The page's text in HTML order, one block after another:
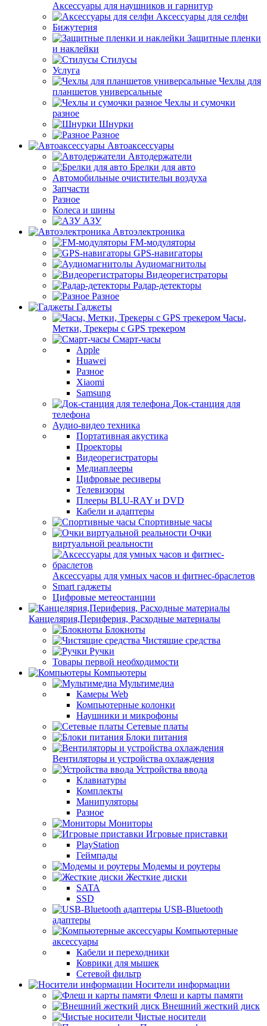
Аксессуары для наушников и гарнитур
Аксессуары для селфи
Бижутерия
Защитные пленки
и наклейки
Стилусы
Услуга
Чехлы для
планшетов универсальные
Чехлы и сумочки
разное
Шнурки
Разное
Автоаксессуары
Автодержатели
Брелки для авто
Автомобильные очистительи воздуха
Запчасти
Разное
Колеса и шины
АЗУ
Автоэлектроника
FM-модуляторы
GPS-навигаторы
Аудиомагнитолы
Видеорегистраторы
Радар-детекторы
Разное
Гаджеты
Часы,
Метки, Трекеры с GPS трекером
Смарт-часы
Apple
Huawei
Разное
Xiaomi
Samsung
Док-станция для
телефона
Аудио-видео техника
Портативная акустика
Проекторы
Видеорегистраторы
Медиаплееры
Цифровые ресиверы
Телевизоры
Плееры BLU-RAY и DVD
Кабели и адаптеры
Спортивные часы
Очки
виртуальной реальности
Аксессуары для умных часов и фитнес-браслетов
Smart гаджеты
Цифровые метеостанции
Канцелярия,Периферия, Расходные материалы
Блокноты
Чистящие средства
Ручки
Товары первой необходимости
Компьютеры
Мультимедиа
Камеры Web
Компьютерные колонки
Наушники и микрофоны
Сетевые платы
Блоки питания
Вентиляторы и устройства охлаждения
Устройства ввода
Клавиатуры
Комплекты
Манипуляторы
Разное
Мониторы
Игровые приставки
PlayStation
Геймпады
Модемы и роутеры
Жесткие диски
SATA
SSD
USB-Bluetooth
адаптеры
Компьютерные
аксессуары
Кабели и переходники
Коврики для мышек
Сетевой фильтр
Носители информации
Флеш и карты памяти
Внешний жесткий диск
Чистые носители